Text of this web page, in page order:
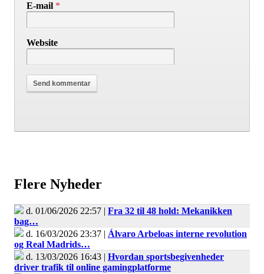
E-mail *
Website
Flere Nyheder
d. 01/06/2026 22:57 | Fra 32 til 48 hold: Mekanikken
bag…
d. 16/03/2026 23:37 | Álvaro Arbeloas interne revolution
og Real Madrids…
d. 13/03/2026 16:43 | Hvordan sportsbegivenheder
driver trafik til online gamingplatforme